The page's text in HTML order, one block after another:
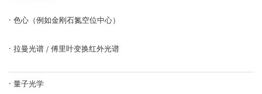
· 色心（例如金刚石氮空位中心）
· 拉曼光谱 / 傅里叶变换红外光谱
· 量子光学